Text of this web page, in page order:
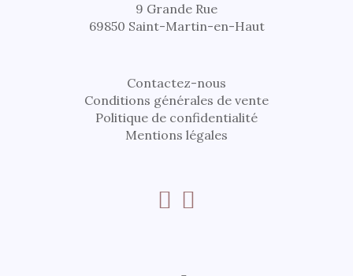
9 Grande Rue
69850 Saint-Martin-en-Haut
Contactez-nous
Conditions générales de vente
Politique de confidentialité
Mentions légales